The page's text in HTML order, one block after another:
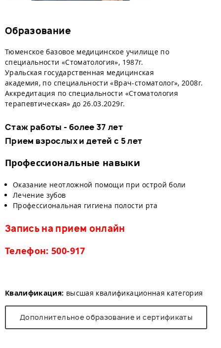
Образование
Тюменское базовое медицинское училище по
специальности «Стоматология», 1987г.
Уральская государственная медицинская
академия, по специальности «Врач-стоматолог», 2008г.
Аккредитация по специальности «Стоматология
терапевтическая» до 26.03.2029г.
Стаж работы - более 37 лет
Прием взрослых и детей с 5 лет
Профессиональные навыки
Оказание неотложной помощи при острой боли
Лечение зубов
Профессиональная гигиена полости рта
Запись на прием онлайн
Телефон: 500-917
Квалификация: высшая квалификационная категория
Дополнительное образование и сертификаты